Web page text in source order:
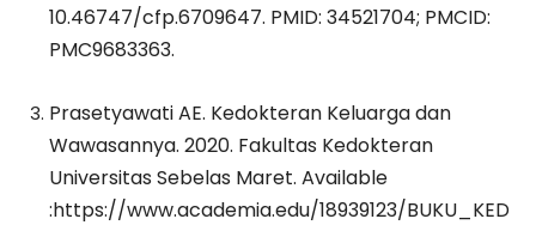
10.46747/cfp.6709647. PMID: 34521704; PMCID:
PMC9683363.
Prasetyawati AE. Kedokteran Keluarga dan
Wawasannya. 2020. Fakultas Kedokteran
Universitas Sebelas Maret. Available
:https://www.academia.edu/18939123/BUKU_KED